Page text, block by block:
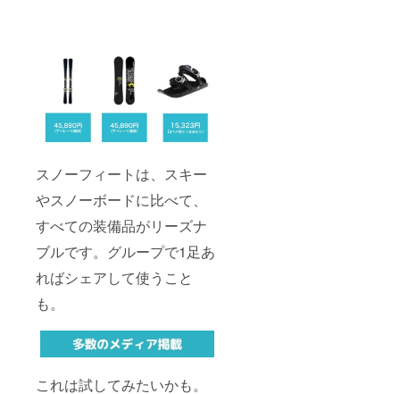
スノーフィートは、スキー
やスノーボードに比べて、
すべての装備品がリーズナ
ブルです。グループで1足あ
ればシェアして使うこと
も。
これは試してみたいかも。